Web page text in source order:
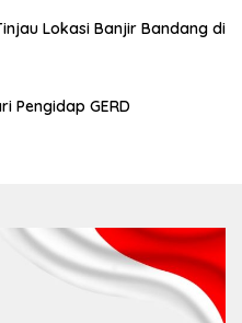
Lokasi Banjir Bandang di
Pengidap GERD